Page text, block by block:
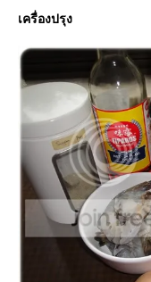
เครื่องปรุง